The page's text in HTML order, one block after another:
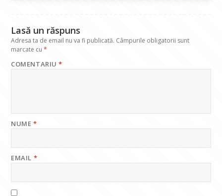
Lasă un răspuns
Adresa ta de email nu va fi publicată. Câmpurile obligatorii sunt
marcate cu*
COMENTARIU*
NUME*
EMAIL *